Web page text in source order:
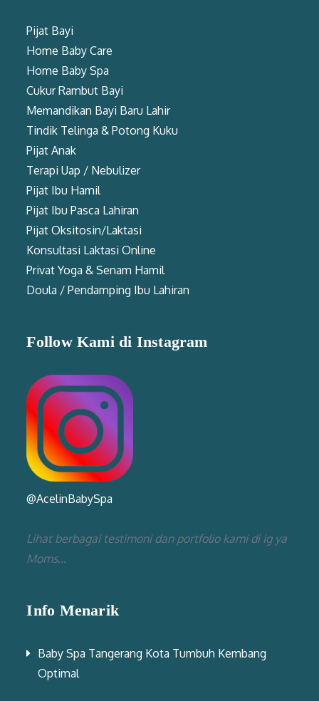
Pijat Bayi
Home Baby Care
Home Baby Spa
Cukur Rambut Bayi
Memandikan Bayi Baru Lahir
Tindik Telinga & Potong Kuku
Pijat Anak
Terapi Uap / Nebulizer
Pijat Ibu Hamil
Pijat Ibu Pasca Lahiran
Pijat Oksitosin/Laktasi
Konsultasi Laktasi Online
Privat Yoga & Senam Hamil
Doula / Pendamping Ibu Lahiran
Follow Kami di Instagram
@AcelinBabySpa
Lihat berbagai testimoni dan portfolio kami di ig ya
Moms...
Info Menarik
Baby Spa Tangerang Kota Tumbuh Kembang
Optimal